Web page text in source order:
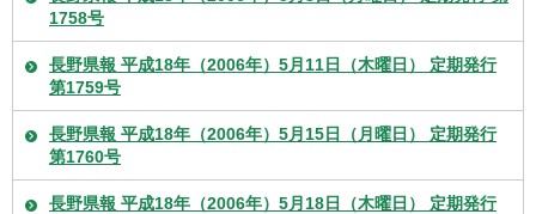
1758号
長野県報 平成18年（2006年）5月11日（木曜日） 定期発行
第1759号
長野県報 平成18年（2006年）5月15日（月曜日） 定期発行
第1760号
長野県報 平成18年（2006年）5月18日（木曜日） 定期発行